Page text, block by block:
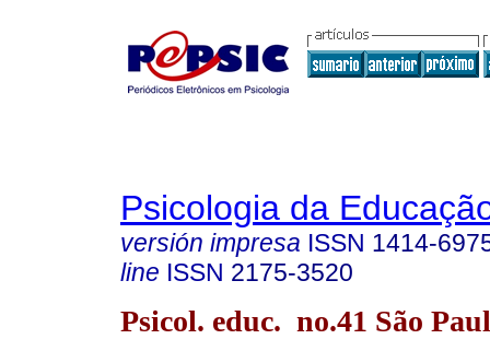
Psicologia da
versión impresa ISSN 1414-
line ISSN 2175-3520
Psicol. educ. no.41 São